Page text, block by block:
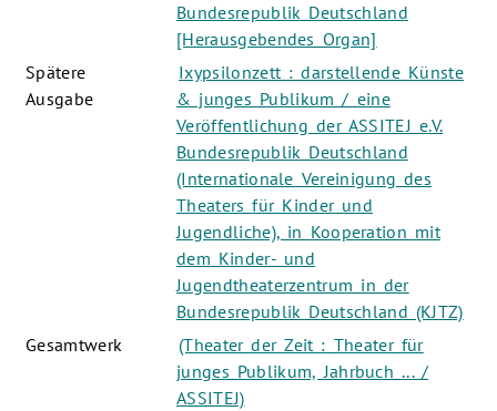
Bundesrepublik Deutschland
[Herausgebendes Organ]
Spätere
Ausgabe
Ixypsilonzett : darstellende Künste
& junges Publikum / eine
Veröffentlichung der ASSITEJ e.V.
Bundesrepublik Deutschland
(Internationale Vereinigung des
Theaters für Kinder und
Jugendliche), in Kooperation mit
dem Kinder- und
Jugendtheaterzentrum in der
Bundesrepublik Deutschland (KJTZ)
Gesamtwerk
(Theater der Zeit : Theater für
junges Publikum, Jahrbuch ... /
ASSITEJ)